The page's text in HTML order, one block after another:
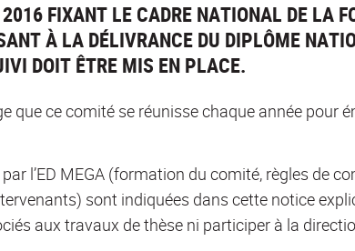
FIXANT LE CADRE NATIONAL DE LA
À LA DÉLIVRANCE DU DIPLÔME
DOIT ÊTRE MIS EN PLACE.
que ce comité se réunisse chaque année pour
l’ED MEGA (formation du comité, règles de
sont indiquées dans cette notice
aux travaux de thèse ni participer à la